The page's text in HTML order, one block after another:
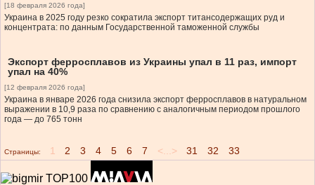
[18 февраля 2026 года]
Украина в 2025 году резко сократила экспорт титансодержащих руд и
концентрата: по данным Государственной таможенной службы
Экспорт ферросплавов из Украины упал в 11 раз, импорт
упал на 40%
[12 февраля 2026 года]
Украина в январе 2026 года снизила экспорт ферросплавов в натуральном
выражении в 10,9 раза по сравнению с аналогичным периодом прошлого
года — до 765 тонн
Страницы: 1 2 3 4 5 6 7 <...> 31 32 33